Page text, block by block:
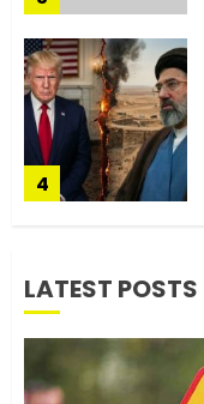
4
LATEST POSTS